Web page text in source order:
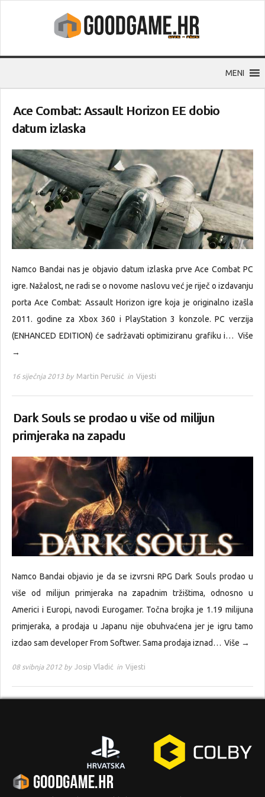
MENI
Ace Combat: Assault Horizon EE dobio
datum izlaska
Namco Bandai nas je objavio datum izlaska prve Ace Combat PC
igre. Nažalost, ne radi se o novome naslovu već je riječ o izdavanju
porta Ace Combat: Assault Horizon igre koja je originalno izašla
2011. godine za Xbox 360 i PlayStation 3 konzole. PC verzija
(ENHANCED EDITION) će sadržavati optimiziranu grafiku i… Više
→
16 siječnja 2013 by Martin Perušić in Vijesti
Dark Souls se prodao u više od milijun
primjeraka na zapadu
Namco Bandai objavio je da se izvrsni RPG Dark Souls prodao u
više od milijun primjeraka na zapadnim tržištima, odnosno u
Americi i Europi, navodi Eurogamer. Točna brojka je 1.19 milijuna
primjeraka, a prodaja u Japanu nije obuhvaćena jer je igru tamo
izdao sam developer From Softwer. Sama prodaja iznad… Više →
08 svibnja 2012 by Josip Vladić in Vijesti